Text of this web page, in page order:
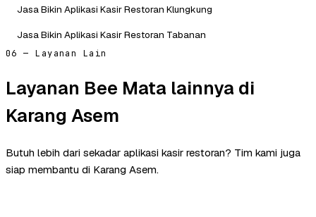
Jasa Bikin Aplikasi Kasir Restoran Klungkung
Jasa Bikin Aplikasi Kasir Restoran Tabanan
06 — Layanan Lain
Layanan Bee Mata lainnya di
Karang Asem
Butuh lebih dari sekadar aplikasi kasir restoran? Tim kami juga
siap membantu di Karang Asem.